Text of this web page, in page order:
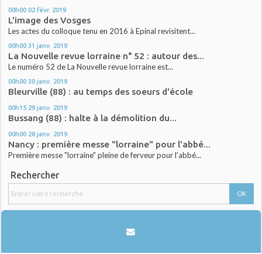
00h00 02 févr. 2019
L'image des Vosges
Les actes du colloque tenu en 2016 à Epinal revisitent...
00h00 31 janv. 2019
La Nouvelle revue lorraine n° 52 : autour des...
Le numéro 52 de La Nouvelle revue lorraine est...
00h00 30 janv. 2019
Bleurville (88) : au temps des soeurs d'école
00h15 29 janv. 2019
Bussang (88) : halte à la démolition du...
00h00 28 janv. 2019
Nancy : première messe "lorraine" pour l'abbé...
Première messe "lorraine" pleine de ferveur pour l'abbé...
Rechercher